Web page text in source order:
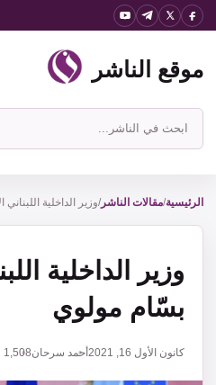
انتقل
المحتوى
موقع الناشر
ابحث
في
الناشر
الرئيسية/مقالات الناشر/وزير الداخلية
وزير الداخلية
بسّام مولوي
كانون الأول 16, 2021 أحمد سرحان1,508